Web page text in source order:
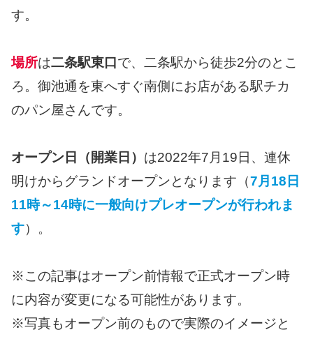
す。
場所は二条駅東口 で、二条駅から徒歩2分のとこ
ろ。御池通を東へすぐ南側にお店がある駅チカ
のパン屋さんです。
オープン日（開業日） は2022年7月19日、連休
明けからグランドオープンとなります（7月18日
11時～14時に一般向けプレオープンが行われま
す）。
※この記事はオープン前情報で正式オープン時
に内容が変更になる可能性があります。
※写真もオープン前のもので実際のイメージと